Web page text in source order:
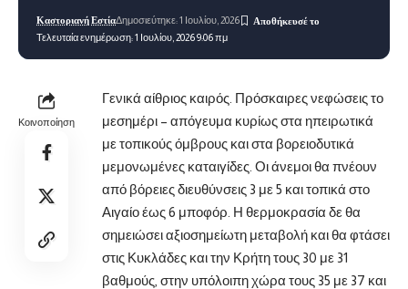
Τελευταία ενημέρωση: 1 Ιουλίου, 2026 9:06 πμ
Καστοριανή ΕστίαΔημοσιεύτηκε: 1 Ιουλίου, 2026
Κοινοποίηση
Γενικά αίθριος καιρός. Πρόσκαιρες νεφώσεις το
μεσημέρι – απόγευμα κυρίως στα ηπειρωτικά
με τοπικούς όμβρους και στα βορειοδυτικά
μεμονωμένες καταιγίδες. Οι άνεμοι θα πνέουν
από βόρειες διευθύνσεις 3 με 5 και τοπικά στο
Αιγαίο έως 6 μποφόρ. Η θερμοκρασία δε θα
σημειώσει αξιοσημείωτη μεταβολή και θα φτάσει
στις Κυκλάδες και την Κρήτη τους 30 με 31
βαθμούς, στην υπόλοιπη χώρα τους 35 με 37 και